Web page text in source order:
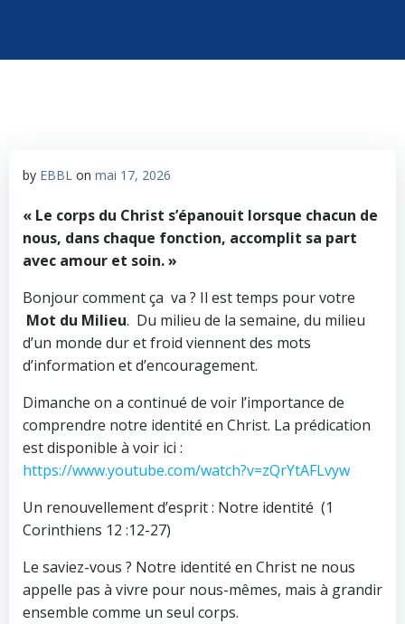
by EBBL on mai 17, 2026
« Le corps du Christ s’épanouit lorsque chacun de
nous, dans chaque fonction, accomplit sa part
avec amour et soin. »
Bonjour comment ça va ? Il est temps pour votre
Mot du Milieu. Du milieu de la semaine, du milieu
d’un monde dur et froid viennent des mots
d’information et d’encouragement.
Dimanche on a continué de voir l’importance de
comprendre notre identité en Christ. La prédication
est disponible à voir ici :
https://www.youtube.com/watch?v=zQrYtAFLvyw
Un renouvellement d’esprit : Notre identité (1
Corinthiens 12 :12-27)
Le saviez-vous ? Notre identité en Christ ne nous
appelle pas à vivre pour nous-mêmes, mais à grandir
ensemble comme un seul corps.